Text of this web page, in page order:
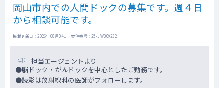
岡山市内での人間ドックの募集です。週４日
から相談可能です。
掲載更新日 : 2026年08月04日 案件番号 : 25-JW309232
担当エージェントより
●脳ドック・がんドックを中心としたご勤務です。
●読影は放射線科の医師がフォローします。